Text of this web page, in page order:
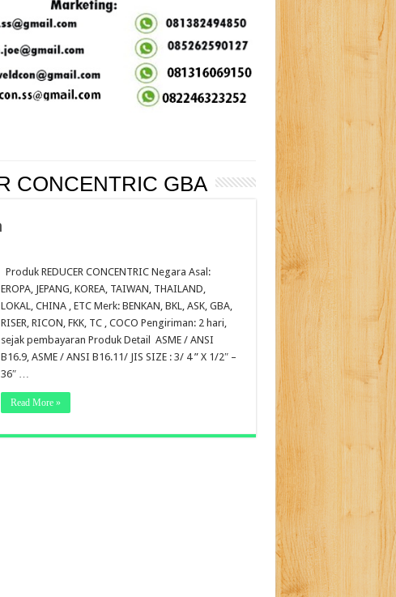
CONCENTRIC GBA
Produk REDUCER CONCENTRIC Negara Asal:
EROPA, JEPANG, KOREA, TAIWAN, THAILAND,
LOKAL, CHINA , ETC Merk: BENKAN, BKL, ASK, GBA,
RISER, RICON, FKK, TC , COCO Pengiriman: 2 hari,
sejak pembayaran Produk Detail ASME / ANSI
B16.9, ASME / ANSI B16.11/ JIS SIZE : 3/ 4 ” X 1/2″ –
36″ …
Read More »